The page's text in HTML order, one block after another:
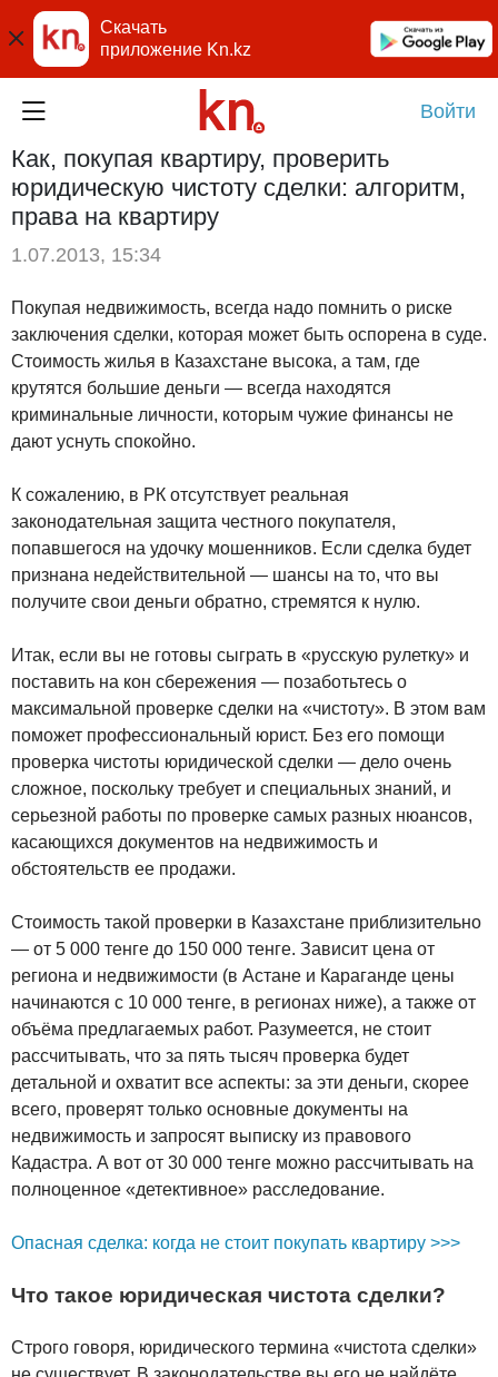
Скачать
приложение Kn.kz
Войти
Как, покупая квартиру, проверить
юридическую чистоту сделки: алгоритм,
права на квартиру
1.07.2013, 15:34
Покупая недвижимость, всегда надо помнить о риске
заключения сделки, которая может быть оспорена в суде.
Стоимость жилья в Казахстане высока, а там, где
крутятся большие деньги — всегда находятся
криминальные личности, которым чужие финансы не
дают уснуть спокойно.
К сожалению, в РК отсутствует реальная
законодательная защита честного покупателя,
попавшегося на удочку мошенников. Если сделка будет
признана недействительной — шансы на то, что вы
получите свои деньги обратно, стремятся к нулю.
Итак, если вы не готовы сыграть в «русскую рулетку» и
поставить на кон сбережения — позаботьтесь о
максимальной проверке сделки на «чистоту». В этом вам
поможет профессиональный юрист. Без его помощи
проверка чистоты юридической сделки — дело очень
сложное, поскольку требует и специальных знаний, и
серьезной работы по проверке самых разных нюансов,
касающихся документов на недвижимость и
обстоятельств ее продажи.
Стоимость такой проверки в Казахстане приблизительно
— от 5 000 тенге до 150 000 тенге. Зависит цена от
региона и недвижимости (в Астане и Караганде цены
начинаются с 10 000 тенге, в регионах ниже), а также от
объёма предлагаемых работ. Разумеется, не стоит
рассчитывать, что за пять тысяч проверка будет
детальной и охватит все аспекты: за эти деньги, скорее
всего, проверят только основные документы на
недвижимость и запросят выписку из правового
Кадастра. А вот от 30 000 тенге можно рассчитывать на
полноценное «детективное» расследование.
Опасная сделка: когда не стоит покупать квартиру >>>
Что такое юридическая чистота сделки?
Строго говоря, юридического термина «чистота сделки»